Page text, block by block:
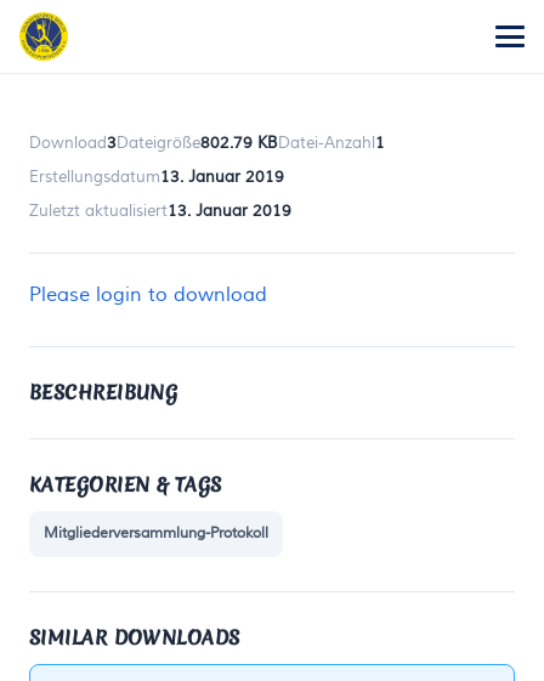
Download3Dateigröße802.79 KBDatei-Anzahl 1
Erstellungsdatum13. Januar 2019
Zuletzt aktualisiert13. Januar 2019
Please login to download
BESCHREIBUNG
KATEGORIEN & TAGS
Mitgliederversammlung-Protokoll
SIMILAR DOWNLOADS